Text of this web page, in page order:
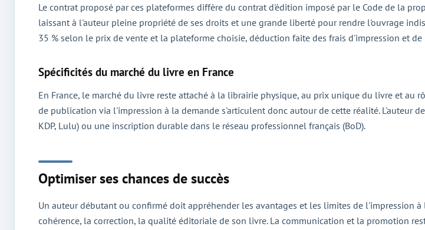
Le contrat proposé par ces plateformes diffère du contrat d'édition imposé par le Code de la
laissant à l'auteur pleine propriété de ses droits et une grande liberté pour rendre l'ouvrage
35 % selon le prix de vente et la plateforme choisie, déduction faite des frais d'impression et
Spécificités du marché du livre en France
En France, le marché du livre reste attaché à la librairie physique, au prix unique du livre et au
de publication via l'impression à la demande s'articulent donc autour de cette réalité. L'auteur
KDP, Lulu) ou une inscription durable dans le réseau professionnel français (BoD).
Optimiser ses chances de succès
Un auteur débutant ou confirmé doit appréhender les avantages et les limites de l'impression
cohérence, la correction, la qualité éditoriale de son livre. La communication et la promotion